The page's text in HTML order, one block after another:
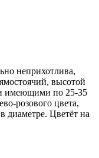
неприхотлива,
высотой
имеющими по 25-35
розового цвета,
диаметре. Цветёт на